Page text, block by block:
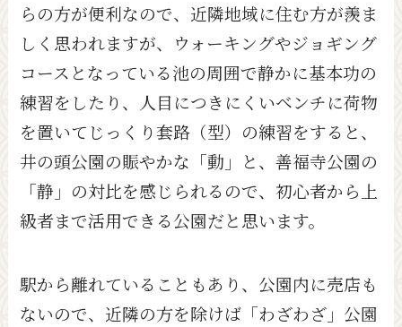
らの方が便利なので、近隣地域に住む方が羨ま
しく思われますが、ウォーキングやジョギング
コースとなっている池の周囲で静かに基本功の
練習をしたり、人目につきにくいベンチに荷物
を置いてじっくり套路（型）の練習をすると、
井の頭公園の賑やかな「動」と、善福寺公園の
「静」の対比を感じられるので、初心者から上
級者まで活用できる公園だと思います。
駅から離れていることもあり、公園内に売店も
ないので、近隣の方を除けば「わざわざ」公園